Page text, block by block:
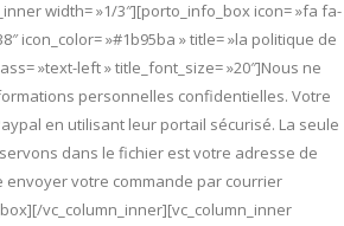
width= »1/3″][porto_info_box icon= »fa fa-
icon_color= »#1b95ba » title= »la politique de
»text-left » title_font_size= »20″]Nous ne
personnelles confidentielles. Votre
en utilisant leur portail sécurisé. La seule
dans le fichier est votre adresse de
votre commande par courrier
vc_column_inner][vc_column_inner